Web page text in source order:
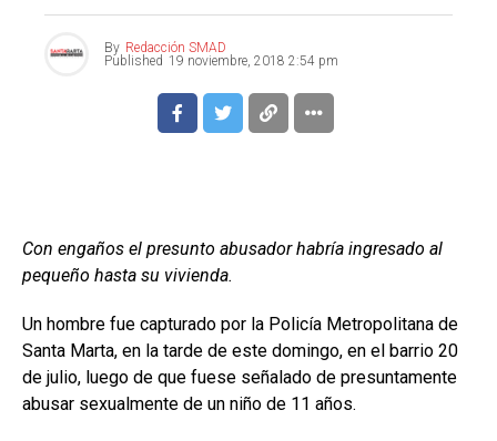
By Redacción SMAD
Published 19 noviembre, 2018 2:54 pm
Con engaños el presunto abusador habría ingresado al
pequeño hasta su vivienda.
Un hombre fue capturado por la Policía Metropolitana de
Santa Marta, en la tarde de este domingo, en el barrio 20
de julio, luego de que fuese señalado de presuntamente
abusar sexualmente de un niño de 11 años.